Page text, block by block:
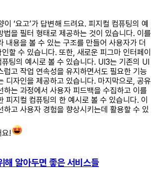
‘요고’가 답변해 드려요. 피지컬 컴퓨팅의 예
법을 필터 형태로 제공하는 것이 있습니다. 이를
내용을 볼 수 있는 구조를 만들어 사용자가 더
할 수 있습니다. 또한, 새로운 피그마 인터페이
팅의 예시로 볼 수 있습니다. UI3는 기존의 UI
럽고 작업 연속성을 유지하면서도 필요한 기능
디자인을 제공하고 있습니다. 마지막으로, 공유
하는 과정에서 사용자 피드백을 수집하고 이를
피지컬 컴퓨팅의 한 예시로 볼 수 있습니다. 이
하고 사용자 경험을 향상시키는데 활용할 수 있
요!
해 알아두면 좋은 서비스들